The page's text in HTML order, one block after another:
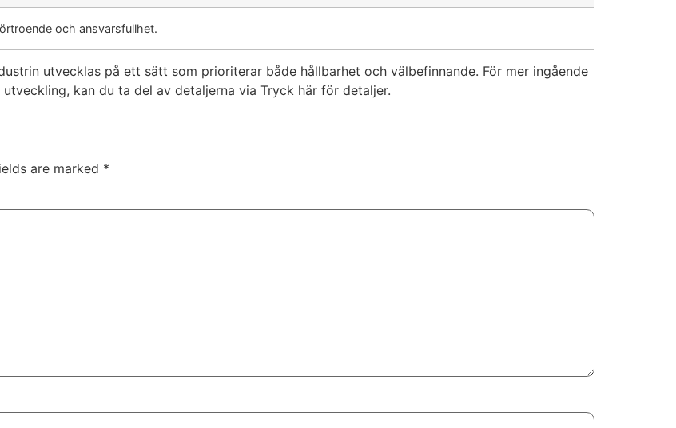
och ansvarsfullhet.
utvecklas på ett sätt som prioriterar både hållbarhet och välbefinnande. För mer ingående
kan du ta del av detaljerna via Tryck här för detaljer.
are marked *